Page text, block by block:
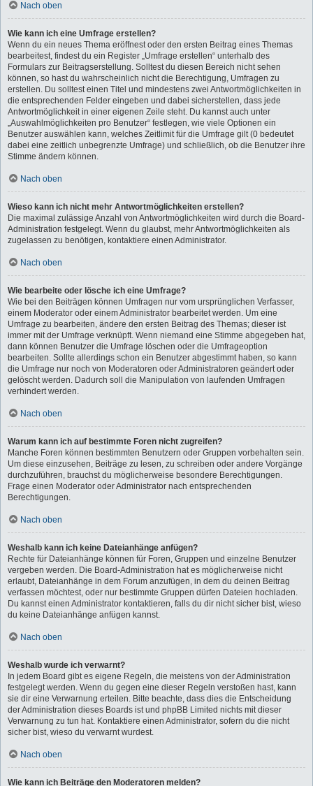
Nach oben
Wie kann ich eine Umfrage erstellen?
Wenn du ein neues Thema eröffnest oder den ersten Beitrag eines Themas
bearbeitest, findest du ein Register „Umfrage erstellen“ unterhalb des
Formulars zur Beitragserstellung. Solltest du diesen Bereich nicht sehen
können, so hast du wahrscheinlich nicht die Berechtigung, Umfragen zu
erstellen. Du solltest einen Titel und mindestens zwei Antwortmöglichkeiten in
die entsprechenden Felder eingeben und dabei sicherstellen, dass jede
Antwortmöglichkeit in einer eigenen Zeile steht. Du kannst auch unter
„Auswahlmöglichkeiten pro Benutzer“ festlegen, wie viele Optionen ein
Benutzer auswählen kann, welches Zeitlimit für die Umfrage gilt (0 bedeutet
dabei eine zeitlich unbegrenzte Umfrage) und schließlich, ob die Benutzer ihre
Stimme ändern können.
Nach oben
Wieso kann ich nicht mehr Antwortmöglichkeiten erstellen?
Die maximal zulässige Anzahl von Antwortmöglichkeiten wird durch die Board-
Administration festgelegt. Wenn du glaubst, mehr Antwortmöglichkeiten als
zugelassen zu benötigen, kontaktiere einen Administrator.
Nach oben
Wie bearbeite oder lösche ich eine Umfrage?
Wie bei den Beiträgen können Umfragen nur vom ursprünglichen Verfasser,
einem Moderator oder einem Administrator bearbeitet werden. Um eine
Umfrage zu bearbeiten, ändere den ersten Beitrag des Themas; dieser ist
immer mit der Umfrage verknüpft. Wenn niemand eine Stimme abgegeben hat,
dann können Benutzer die Umfrage löschen oder die Umfrageoption
bearbeiten. Sollte allerdings schon ein Benutzer abgestimmt haben, so kann
die Umfrage nur noch von Moderatoren oder Administratoren geändert oder
gelöscht werden. Dadurch soll die Manipulation von laufenden Umfragen
verhindert werden.
Nach oben
Warum kann ich auf bestimmte Foren nicht zugreifen?
Manche Foren können bestimmten Benutzern oder Gruppen vorbehalten sein.
Um diese einzusehen, Beiträge zu lesen, zu schreiben oder andere Vorgänge
durchzuführen, brauchst du möglicherweise besondere Berechtigungen.
Frage einen Moderator oder Administrator nach entsprechenden
Berechtigungen.
Nach oben
Weshalb kann ich keine Dateianhänge anfügen?
Rechte für Dateianhänge können für Foren, Gruppen und einzelne Benutzer
vergeben werden. Die Board-Administration hat es möglicherweise nicht
erlaubt, Dateianhänge in dem Forum anzufügen, in dem du deinen Beitrag
verfassen möchtest, oder nur bestimmte Gruppen dürfen Dateien hochladen.
Du kannst einen Administrator kontaktieren, falls du dir nicht sicher bist, wieso
du keine Dateianhänge anfügen kannst.
Nach oben
Weshalb wurde ich verwarnt?
In jedem Board gibt es eigene Regeln, die meistens von der Administration
festgelegt werden. Wenn du gegen eine dieser Regeln verstoßen hast, kann
sie dir eine Verwarnung erteilen. Bitte beachte, dass dies die Entscheidung
der Administration dieses Boards ist und phpBB Limited nichts mit dieser
Verwarnung zu tun hat. Kontaktiere einen Administrator, sofern du die nicht
sicher bist, wieso du verwarnt wurdest.
Nach oben
Wie kann ich Beiträge den Moderatoren melden?